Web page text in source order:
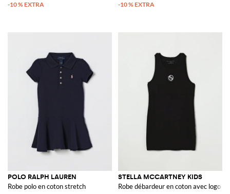
POLO RALPH LAUREN
Robe polo en coton stretch
STELLA MCCARTNEY KIDS
Robe débardeur en coton avec logo